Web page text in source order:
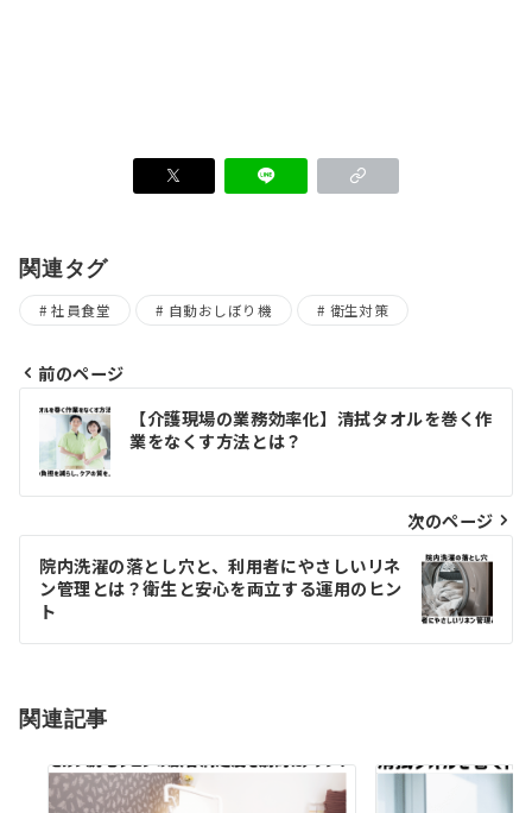
関連タグ
社員食堂 自動おしぼり機 衛生対策
投
稿
ナ
ビ
ゲ
シ
ン
前のページ
【介護現場の業務効率化】清拭タオルを巻く作
業をなくす方法とは？
次のページ
院内洗濯の落とし穴と、利用者にやさしいリネ
ン管理とは？衛生と安心を両立する運用のヒン
ト
関連記事